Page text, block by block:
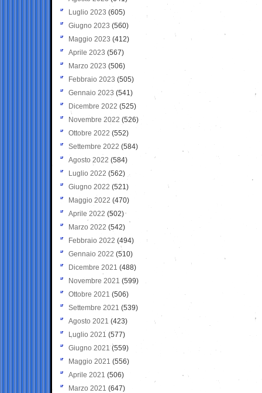
Luglio 2023 (605)
Giugno 2023 (560)
Maggio 2023 (412)
Aprile 2023 (567)
Marzo 2023 (506)
Febbraio 2023 (505)
Gennaio 2023 (541)
Dicembre 2022 (525)
Novembre 2022 (526)
Ottobre 2022 (552)
Settembre 2022 (584)
Agosto 2022 (584)
Luglio 2022 (562)
Giugno 2022 (521)
Maggio 2022 (470)
Aprile 2022 (502)
Marzo 2022 (542)
Febbraio 2022 (494)
Gennaio 2022 (510)
Dicembre 2021 (488)
Novembre 2021 (599)
Ottobre 2021 (506)
Settembre 2021 (539)
Agosto 2021 (423)
Luglio 2021 (577)
Giugno 2021(559)
Maggio 2021 (556)
Aprile 2021 (506)
Marzo 2021 (647)